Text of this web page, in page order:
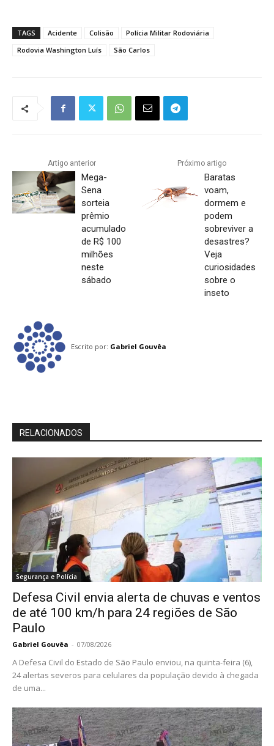
TAGS Acidente Colisão
Polícia Militar Rodoviária
Rodovia Washington Luís
São Carlos
Artigo anterior
Mega-
Sena
sorteia
prêmio
acumulado
de R$ 100
milhões
neste
sábado
Próximo artigo
Baratas
voam,
dormem e
podem
sobreviver a
desastres?
Veja
curiosidades
sobre o
inseto
Escrito por: Gabriel Gouvêa
RELACIONADOS
Segurança e Polícia
Defesa Civil envia alerta de chuvas e ventos
de até 100 km/h para 24 regiões de São
Paulo
Gabriel Gouvêa - 07/08/2026
A Defesa Civil do Estado de São Paulo enviou, na quinta-feira (6),
24 alertas severos para celulares da população devido à chegada
de uma...